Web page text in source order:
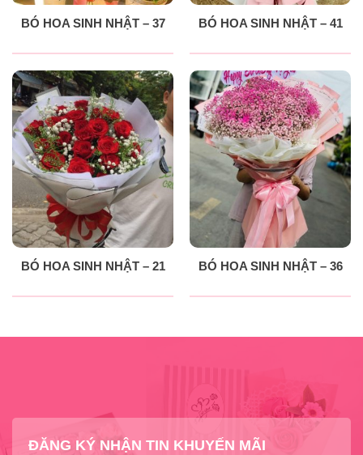
BÓ HOA SINH NHẬT – 37 BÓ HOA SINH NHẬT – 41
BÓ HOA SINH NHẬT – 21 BÓ HOA SINH NHẬT – 36
ĐĂNG KÝ NHẬN TIN KHUYẾN MÃI